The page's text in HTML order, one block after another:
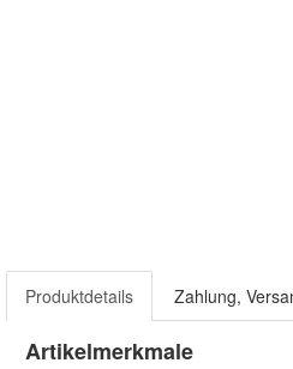
Produktdetails Zahlung,
Artikelmerkmale